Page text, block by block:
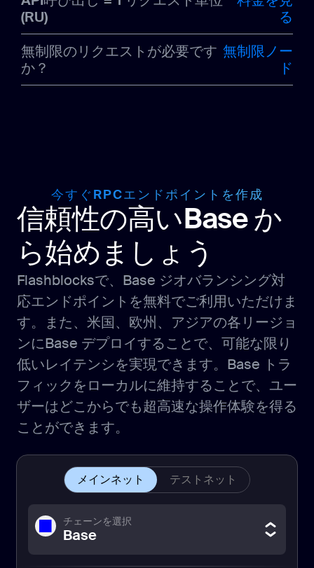
(RU)
る
無制限のリクエストが必要です
か？
無制限ノー
ド
今すぐRPCエンドポイントを作成
信頼性の高いBase か
ら始めましょう
Flashblocksで、Base ジオバランシング対
応エンドポイントを無料でご利用いただけま
す。また、米国、欧州、アジアの各リージョ
ンにBase デプロイすることで、可能な限り
低いレイテンシを実現できます。Base トラ
フィックをローカルに維持することで、ユー
ザーはどこからでも超高速な操作体験を得る
ことができます。
チェーンを選択
Base
メインネット テストネット